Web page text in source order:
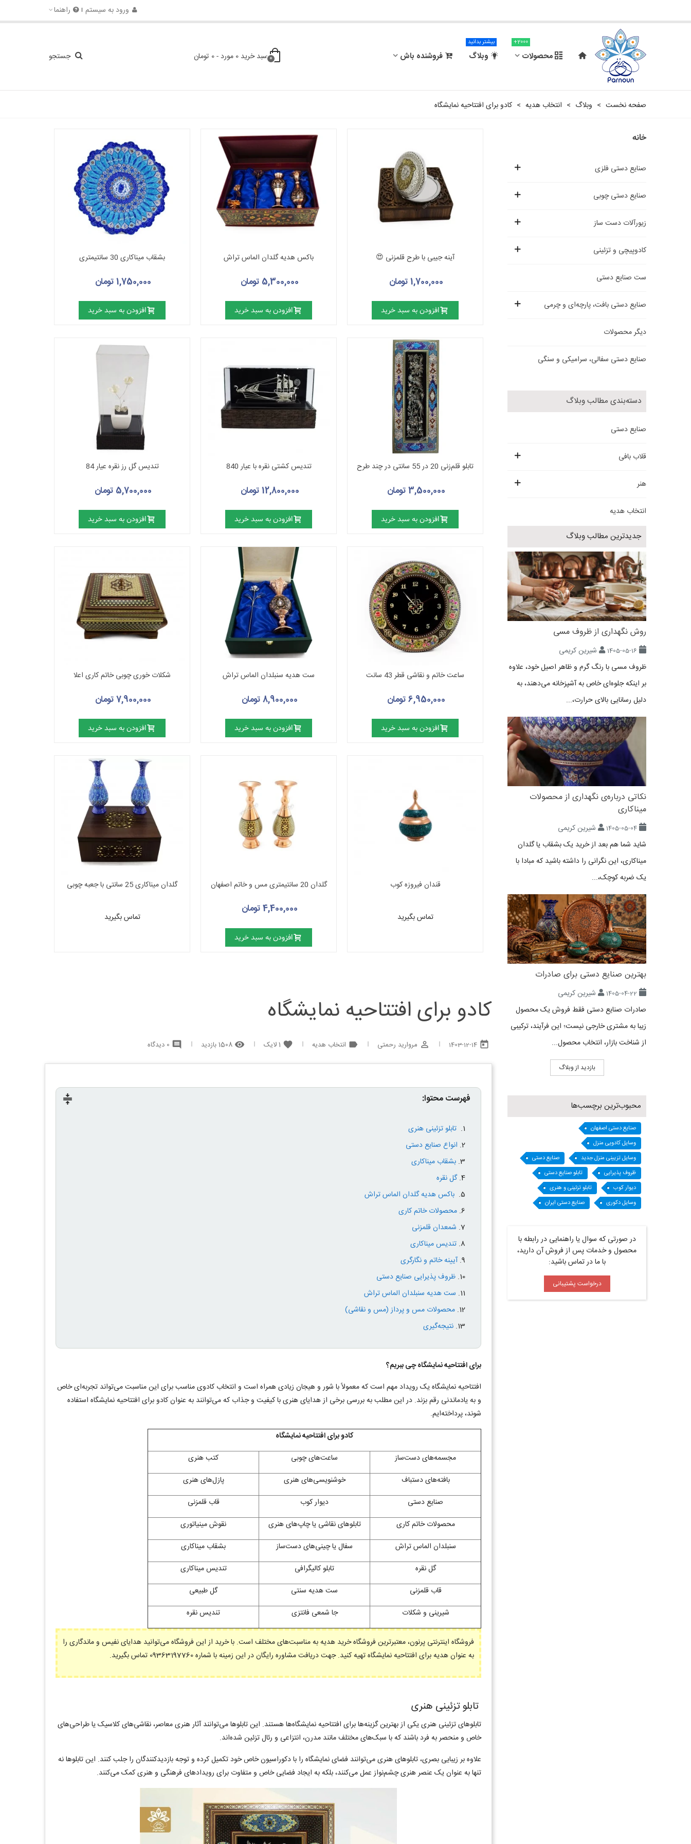
ورود به سیستم راهنما
محصولات
2000+
وبلاگ
بیشتر بدانید
فروشنده باش 0سبد خرید 0 مورد -0 تومان جستجو
صفحه نخست > وبلاگ > انتخاب هدیه > کادو برای افتتاحیه نمایشگاه
خانه
صنایع دستی فلزی
صنایع دستی چوبی
زیورآلات دست ساز
کادوپیچی و تزئینی
ست صنایع دستی
صنایع دستی بافت، پارچه‌ای و چرمی
دیگر محصولات
صنایع دستی سفالی، سرامیکی و سنگی
دسته‌بندی مطالب وبلاگ
صنایع دستی
قلاب بافی
هنر
انتخاب هدیه
جدیدترین مطالب وبلاگ
روش نگهداری از ظروف مسی
1405-05-16
شیرین کریمی
ظروف مسی با رنگ گرم و ظاهر اصیل خود، علاوه
بر اینکه جلوه‌ای خاص به آشپزخانه می‌دهند، به
دلیل رسانایی بالای حرارت،...
نکاتی درباره‌ی نگهداری از محصولات
میناکاری
1405-05-04
شیرین کریمی
شاید شما هم بعد از خرید یک بشقاب یا گلدان
میناکاری، این نگرانی را داشته باشید که مبادا با
یک ضربه کوچک،...
بهترین صنایع دستی برای صادرات
1405-04-22
شیرین کریمی
صادرات صنایع دستی فقط فروش یک محصول
زیبا به مشتری خارجی نیست؛ این فرآیند، ترکیبی
از شناخت بازار، انتخاب محصول...
بازدید از وبلاگ
محبوب‌ترین برچسب‌ها
صنایع دستی اصفهان
وسایل کادویی منزل
وسایل تزیینی منزل جدید
صنایع دستی
ظروف پذیرایی
تابلو صنایع دستی
دیوار کوب
تابلو تزئینی و هنری
وسایل دکوری
صنایع دستی ایران
در صورتی که سوال یا راهنمایی در رابطه با
محصول و خدمات پس از فروش آن دارید،
با ما در تماس باشید:
درخواست پشتیبانی
آینه جیبی با طرح قلمزنی 😍
1,700,000 تومان
افزودن به سبد خرید
باکس هدیه گلدان الماس تراش
5,300,000 تومان
افزودن به سبد خرید
بشقاب میناکاری 30 سانتیمتری
1,750,000 تومان
افزودن به سبد خرید
تابلو قلم‌زنی 20 در 55 سانتی در چند طرح
3,500,000 تومان
افزودن به سبد خرید
تندیس کشتی نقره با عیار 840
12,800,000 تومان
افزودن به سبد خرید
تندیس گل رز نقره عیار 84
5,700,000 تومان
افزودن به سبد خرید
ساعت خاتم و نقاشی قطر 43 سانت
6,950,000 تومان
افزودن به سبد خرید
ست هدیه سنبلدان الماس تراش
8,900,000 تومان
افزودن به سبد خرید
شکلات خوری چوبی خاتم کاری اعلا
7,900,000 تومان
افزودن به سبد خرید
قندان فیروزه کوب
تماس بگیرید
گلدان 20 سانتیمتری مس و خاتم اصفهان
4,400,000 تومان
افزودن به سبد خرید
گلدان میناکاری 25 سانتی با جعبه چوبی
تماس بگیرید
کادو برای افتتاحیه نمایشگاه
today
1403-12-14
perm_identity مروارید رحمتی label انتخاب هدیه favorite
1لایک remove_red_eye 1508 بازدید comment 0 دیدگاه
compress فهرست محتوا:
تابلو تزئینی هنری
انواع صنایع دستی
بشقاب میناکاری
گل نقره
باکس هدیه گلدان الماس تراش
محصولات خاتم کاری
شمعدان قلمزنی
تندیس میناکاری
آیینه خاتم و نگارگری
ظروف پذیرایی صنایع دستی
ست هدیه سنبلدان الماس تراش
محصولات مس و پرداز (مس و نقاشی)
نتیجه‌گیری
برای افتتاحیه نمایشگاه چی ببریم؟
افتتاحیه نمایشگاه یک رویداد مهم است که معمولاً با شور و هیجان زیادی همراه است و انتخاب کادوی مناسب برای این مناسبت می‌تواند تجربه‌ای خاص
و به یادماندنی رقم بزند. در این مطلب به بررسی برخی از هدایای هنری با کیفیت و جذاب که می‌توانند به عنوان کادو برای افتتاحیه نمایشگاه استفاده
شوند، پرداخته‌ایم.
کادو برای افتتاحیه نمایشگاه
مجسمه‌های دست‌ساز
ساعت‌های چوبی
کتب هنری
بافته‌های دستباف
خوشنویسی‌های هنری
پازل‌های هنری
صنایع دستی
دیوار کوب
قاب قلمزنی
محصولات خاتم کاری
تابلوهای نقاشی یا چاپ‌های هنری
نقوش مینیاتوری
سنبلدان الماس تراش
سفال یا چینی‌های دست‌ساز
بشقاب میناکاری
گل نقره
تابلو کالیگرافی
تندیس میناکاری
قاب قلمزنی
ست هدیه سنتی
گل طبیعی
شیرینی و شکلات
جا شمعی فانتزی تندیس نقره
فروشگاه اینترنتی پرنون، معتبرترین فروشگاه خرید هدیه به مناسبت‌های مختلف است. با خرید از این فروشگاه می‌توانید هدایای نفیس و ماندگاری را
به عنوان هدیه برای افتتاحیه نمایشگاه تهیه کنید. جهت دریافت مشاوره رایگان در این زمینه با شماره 09363197760 تماس بگیرید.
تابلو تزئینی هنری
تابلوهای تزئینی هنری یکی از بهترین گزینه‌ها برای افتتاحیه نمایشگاه‌ها هستند. این تابلوها می‌توانند آثار هنری معاصر، نقاشی‌های کلاسیک یا طراحی‌های
خاص و منحصر به فرد باشند که با سبک‌های مختلف مانند مدرن، انتزاعی و رئال تزئین شده‌اند.
علاوه بر زیبایی بصری، تابلوهای هنری می‌توانند فضای نمایشگاه را با دکوراسیون خاص خود تکمیل کرده و توجه بازدیدکنندگان را جلب کنند. این تابلوها نه
تنها به عنوان یک عنصر هنری چشم‌نواز عمل می‌کنند، بلکه به ایجاد فضایی خاص و متفاوت برای رویدادهای فرهنگی و هنری کمک می‌کنند.